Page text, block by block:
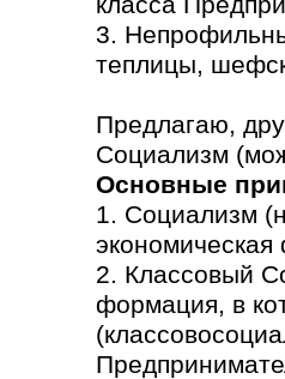
3.
теплицы,
Предлагаю,
Социализм
Основные
1. Социализм
экономическая
2. Классовый
формация, в